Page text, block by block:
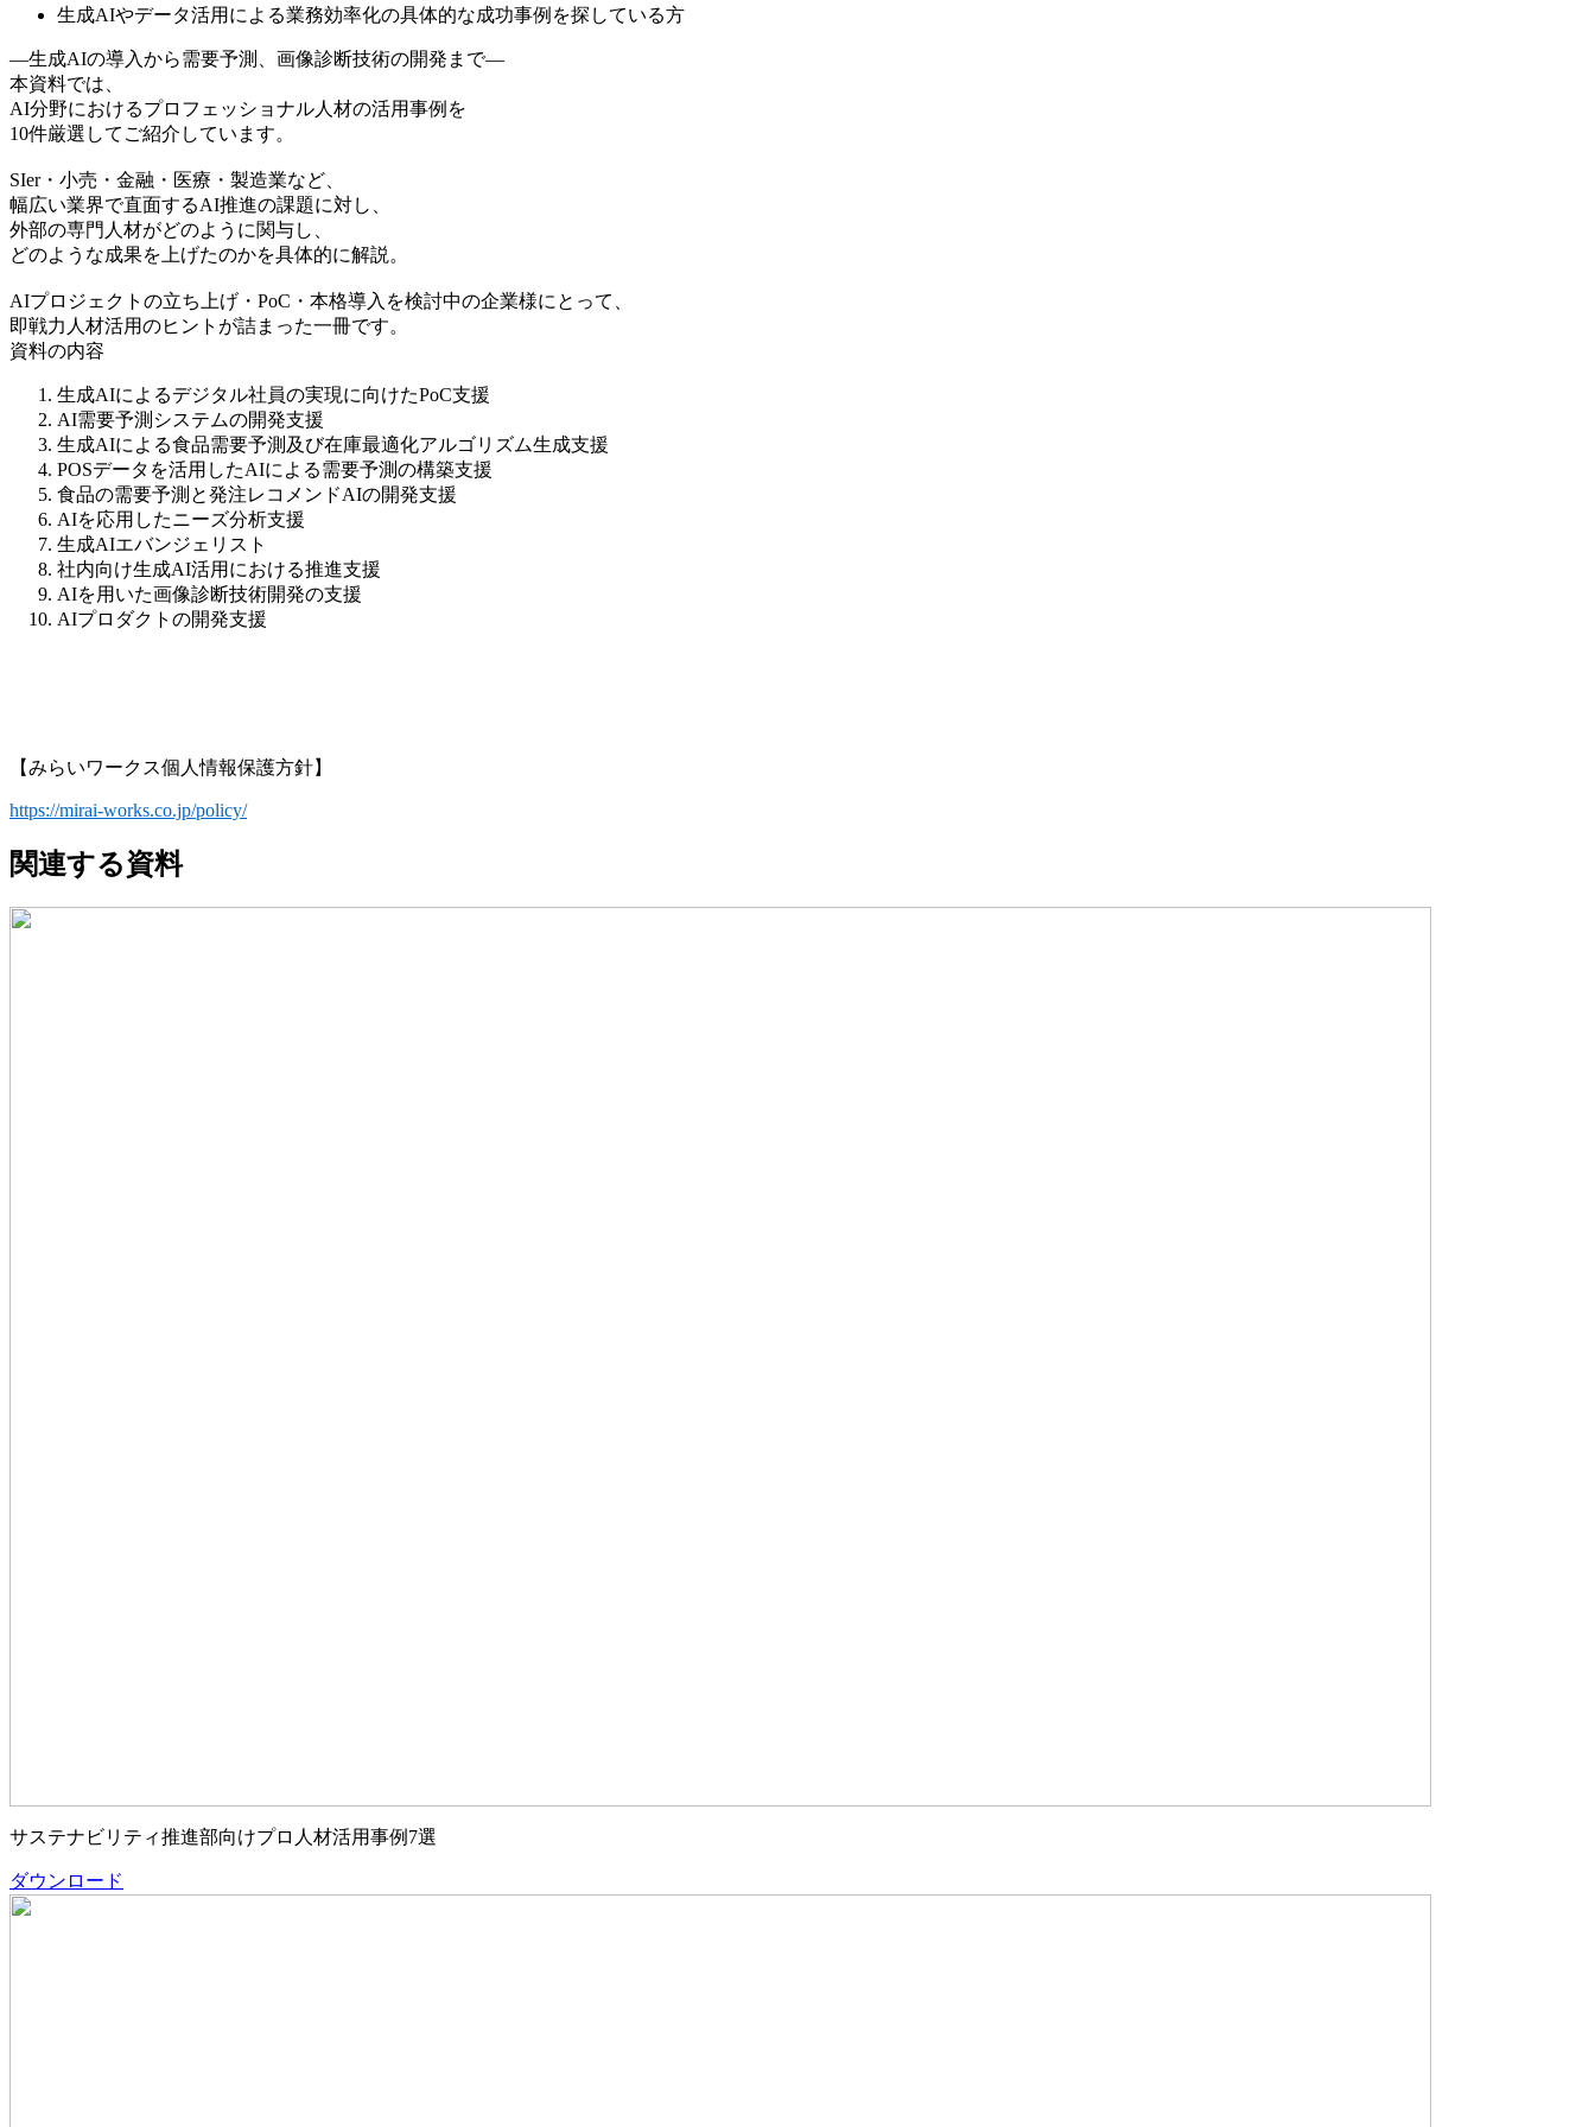
生成AIやデータ活用による業務効率化の具体的な成功事例を探している方
—生成AIの導入から需要予測、画像診断技術の開発まで—
本資料では、
AI分野におけるプロフェッショナル人材の活用事例を
10件厳選してご紹介しています。
SIer・小売・金融・医療・製造業など、
幅広い業界で直面するAI推進の課題に対し、
外部の専門人材がどのように関与し、
どのような成果を上げたのかを具体的に解説。
AIプロジェクトの立ち上げ・PoC・本格導入を検討中の企業様にとって、
即戦力人材活用のヒントが詰まった一冊です。
資料の内容
生成AIによるデジタル社員の実現に向けたPoC支援
AI需要予測システムの開発支援
生成AIによる食品需要予測及び在庫最適化アルゴリズム生成支援
POSデータを活用したAIによる需要予測の構築支援
食品の需要予測と発注レコメンドAIの開発支援
AIを応用したニーズ分析支援
生成AIエバンジェリスト
社内向け生成AI活用における推進支援
AIを用いた画像診断技術開発の支援
AIプロダクトの開発支援
【みらいワークス個人情報保護方針】
https://mirai-works.co.jp/policy/
関連する資料
サステナビリティ推進部向けプロ人材活用事例7選
ダウンロード